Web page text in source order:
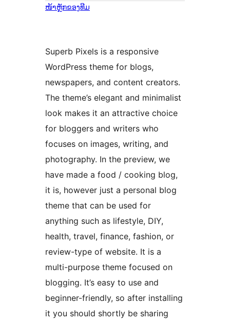
ໜ້າຫຼັກຂອງທີມ
Superb Pixels is a responsive
WordPress theme for blogs,
newspapers, and content creators.
The theme’s elegant and minimalist
look makes it an attractive choice
for bloggers and writers who
focuses on images, writing, and
photography. In the preview, we
have made a food / cooking blog,
it is, however just a personal blog
theme that can be used for
anything such as lifestyle, DIY,
health, travel, finance, fashion, or
review-type of website. It is a
multi-purpose theme focused on
blogging. It’s easy to use and
beginner-friendly, so after installing
it you should shortly be sharing